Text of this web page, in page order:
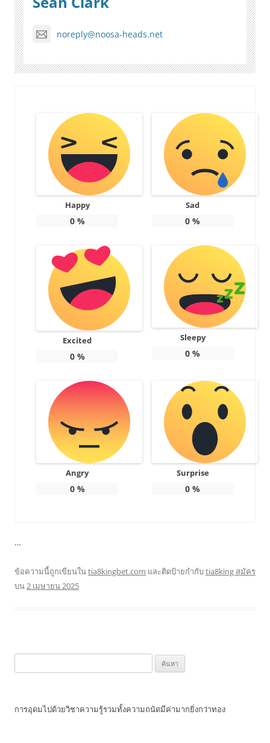
noreply@noosa-heads.net
Happy
0%
Sad
0 %
Excited
0%
Sleepy
0 %
Angry
0%
Surprise
0 %
…
ข้อความนี้ถูกเขียนในtia8kingbet.com และติดป้ายกำกับtia8king สมัคร
บน2 เมษายน 2025
สำหรับ:
การอุดมไปด้วยวิชาความรู้รวมทั้งความถนัดมีค่ามากยิ่งกว่าทอง